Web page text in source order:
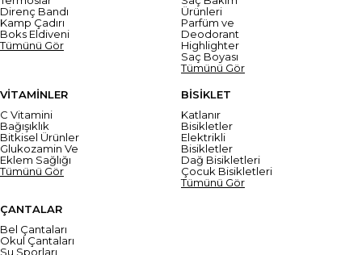
Direnç Bandı
Kamp Çadırı
Boks Eldiveni
Tümünü Gör
Ürünleri
Parfüm ve
Deodorant
Highlighter
Saç Boyası
Tümünü Gör
VİTAMİNLER
C Vitamini
Bağışıklık
Bitkisel Ürünler
Glukozamin Ve
Eklem Sağlığı
Tümünü Gör
BİSİKLET
Katlanır
Bisikletler
Elektrikli
Bisikletler
Dağ Bisikletleri
Çocuk Bisikletleri
Tümünü Gör
ÇANTALAR
Bel Çantaları
Okul Çantaları
Su Sporları